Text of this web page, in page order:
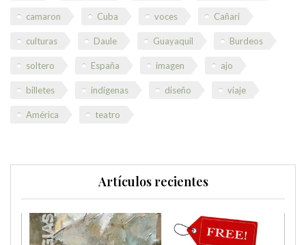
camaron Cuba voces Cañari
culturas Daule Guayaquil Burdeos
soltero España imagen ajo
billetes indígenas diseño viaje
América teatro
Artículos recientes